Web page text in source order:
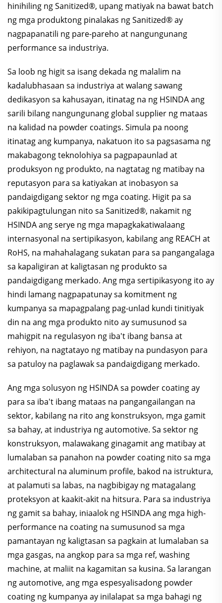
hinihiling ng Sanitized®, upang matiyak na bawat batch
ng mga produktong pinalakas ng Sanitized® ay
nagpapanatili ng pare-pareho at nangungunang
performance sa industriya.
Sa loob ng higit sa isang dekada ng malalim na
kadalubhasaan sa industriya at walang sawang
dedikasyon sa kahusayan, itinatag na ng HSINDA ang
sarili bilang nangungunang global supplier ng mataas
na kalidad na powder coatings. Simula pa noong
itinatag ang kumpanya, nakatuon ito sa pagsasama ng
makabagong teknolohiya sa pagpapaunlad at
produksyon ng produkto, na nagtatag ng matibay na
reputasyon para sa katiyakan at inobasyon sa
pandaigdigang sektor ng mga coating. Higit pa sa
pakikipagtulungan nito sa Sanitized®, nakamit ng
HSINDA ang serye ng mga mapagkakatiwalaang
internasyonal na sertipikasyon, kabilang ang REACH at
RoHS, na mahahalagang sukatan para sa pangangalaga
sa kapaligiran at kaligtasan ng produkto sa
pandaigdigang merkado. Ang mga sertipikasyong ito ay
hindi lamang nagpapatunay sa komitment ng
kumpanya sa mapagpalang pag-unlad kundi tinitiyak
din na ang mga produkto nito ay sumusunod sa
mahigpit na regulasyon ng iba't ibang bansa at
rehiyon, na nagtatayo ng matibay na pundasyon para
sa patuloy na paglawak sa pandaigdigang merkado.
Ang mga solusyon ng HSINDA sa powder coating ay
para sa iba't ibang mataas na pangangailangan na
sektor, kabilang na rito ang konstruksyon, mga gamit
sa bahay, at industriya ng automotive. Sa sektor ng
konstruksyon, malawakang ginagamit ang matibay at
lumalaban sa panahon na powder coating nito sa mga
architectural na aluminum profile, bakod na istruktura,
at palamuti sa labas, na nagbibigay ng matagalang
proteksyon at kaakit-akit na hitsura. Para sa industriya
ng gamit sa bahay, iniaalok ng HSINDA ang mga high-
performance na coating na sumusunod sa mga
pamantayan ng kaligtasan sa pagkain at lumalaban sa
mga gasgas, na angkop para sa mga ref, washing
machine, at maliit na kagamitan sa kusina. Sa larangan
ng automotive, ang mga espesyalisadong powder
coating ng kumpanya ay inilalapat sa mga bahagi ng